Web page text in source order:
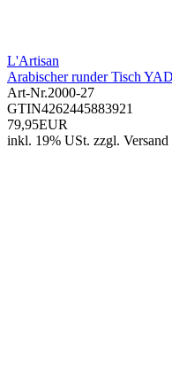
L'Artisan
Arabischer runder Tisch
Art-Nr.2000-27
GTIN4262445883921
79,95EUR
inkl. 19% USt. zzgl. Versand